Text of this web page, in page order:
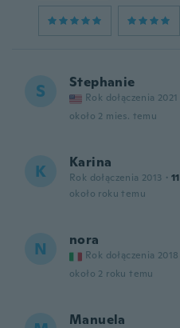
S Stephanie
Rok dołączenia 2021
około 2 mies. temu
K Karina
Rok dołączenia 2013 · 11
około roku temu
N nora
Rok dołączenia 2018
około 2 roku temu
Manuela